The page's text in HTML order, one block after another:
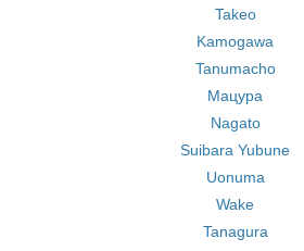
Takeo
Kamogawa
Tanumacho
Мацура
Nagato
Suibara Yubune
Uonuma
Wake
Tanagura